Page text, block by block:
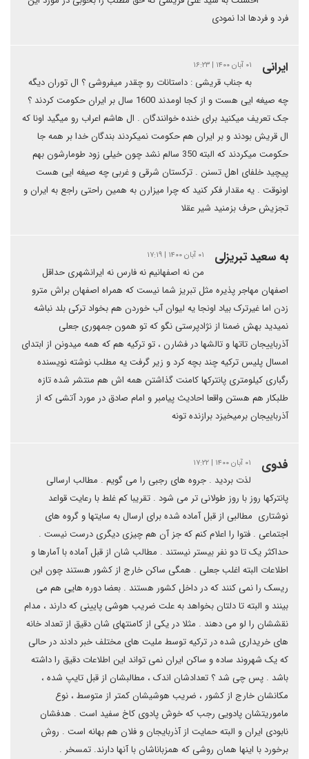
فرد و فردها ادا نمودی
ایرانی ۰۱ آبان ۱۴۰۰ | ۱۶:۲۳
به جناب قریشی : داستانات رو چقدر میفروشی ؟ ال توران دیگه
چه صیغه ایی هست و از کجا اومدند 1600 سال بر ایران حکومت کردند ؟
جک تعریف میکنید برای خنده خوانندگان . ال هاشم اعراب رو میگید اونا که
ال قریش بودند و بر ایران هم حکومت نمیکردند بندگان خدا بر همه جا
حکومت میکردند که البته 350 سالم نشد چون خیلی زود طومارشون بهم
پیچید خلفای اهل تسنن . ترکستان شرقی و غربی چه صیغه ایی هست
اونوقت . یه مقدار فکر کنید که چرا میزارن به همین راحتی راجع به ایران و
تجزیش حرف بزمنید شیر عقلا
به سعید تبریزلی ۰۱ آبان ۱۴۰۰ | ۱۷:۱۹
من نه اصفهانیم نه فارس نه ایرانشهری حداقل
اصفهان مهاجر پذیره مثل تبریز شما نیست که همراه اصفهان براش مترو
زدن اما غیرترک بیاد اونجا یه لیوان آب خوردن هم بخواد ترکی بلد نباشه
نمیدید بهش ضمنا از نژادپرستی نگو که تو همون جمهوری جعلی
آذرباییجان تاتها و تالشها در فشارن ، تو ترکیه هم که همه میدونن از ابتدای
امسال پلیس ترکیه چند بچه کرد و زیر گرفت یه مطلب نوشته نویسنده
رگباری کیلومتری پانترکها کامنت گذاشتن همه اش هم منتشر شده تازه
طلبکار هم هستن واقعا احادیث پیامبر و امام صادق در مورد آتشی که از
آذرباییجان برمیخیزد برازنده تونه
فدوی ۰۱ آبان ۱۴۰۰ | ۱۷:۲۲
لذت بردید . جروه های رجبی را می گویم . مطالب ارسالی
پانترکها روز با روز طولانی تر می شود . تقریبا کم غلط با رعایت قواعد
نوشتاری ‌ مطالبی از قبل آماده شده برای ارسال به سایتها و گروه های
اجتماعی . فتوا را اعلام کنم که جز آن هم چیزی دیگری درست نیست .
حداکثر یک تا دو نفر بیستر نیستند . مطالب شان از قبل آماده با آمارها و
اطلاعات البته اغلب جعلی . همگی ساکن خارج از کشور هستند چون این
ریسک را نمی کنند که در داخل کشور هستند . بعضا دوره هایی هم می
بینند و البته تا دلتان بخواهد به علت ضریب هوشی پایینی که دارند ، مدام
نقششان را لو می دهند . مثلا در یکی از کامنتهای شان دقیق از تعداد خانه
های خریداری شده در ترکیه توسط ملیت های مختلف خبر دادند در حالی
که یک شهروند ساده و ساکن ایران نمی تواند این اطلاعات دقیق را داشته
باشد ‌. پس چی شد ؟ تعدادشان اندک ، مطالبشان از قبل تایپ شده ،
مکانشان خارج از کشور ، ضریب هوشیشان کمتر از متوسط ، نوع
ماموریتشان پادویی رجب که خوش پادوی کاخ سفید است . هدفشان
نابودی ایران و البته حمایت از آذربایجان و فلان هم بهانه است . روش
برخورد با اینها همان روشی که همزباناشان با آنها دارند. تمسخر .